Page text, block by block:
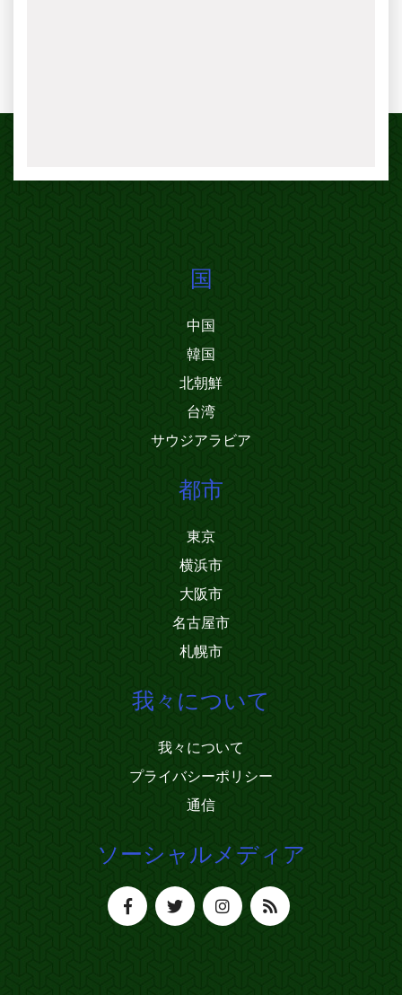
国
中国
韓国
北朝鮮
台湾
サウジアラビア
都市
東京
横浜市
大阪市
名古屋市
札幌市
我々について
我々について
プライバシーポリシー
通信
ソーシャルメディア